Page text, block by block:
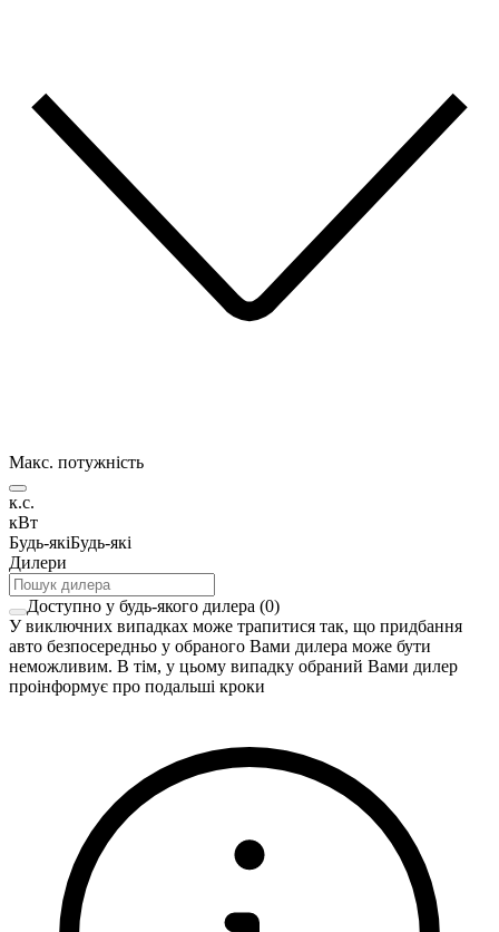
Макс. потужність
к.с.
кВт
Будь-якіБудь-які
Дилери
Доступно у будь-якого дилера (0)
У виключних випадках може трапитися так, що придбання
авто безпосередньо у обраного Вами дилера може бути
неможливим. В тім, у цьому випадку обраний Вами дилер
проінформує про подальші кроки